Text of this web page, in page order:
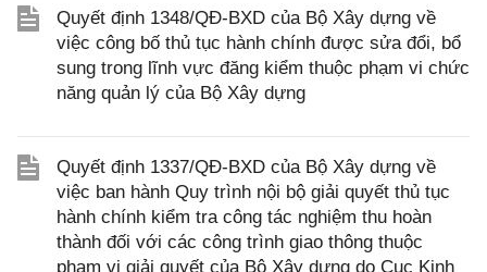
Quyết định 1348/QĐ-BXD của Bộ Xây dựng về
việc công bố thủ tục hành chính được sửa đổi, bổ
sung trong lĩnh vực đăng kiểm thuộc phạm vi chức
năng quản lý của Bộ Xây dựng
Quyết định 1337/QĐ-BXD của Bộ Xây dựng về
việc ban hành Quy trình nội bộ giải quyết thủ tục
hành chính kiểm tra công tác nghiệm thu hoàn
thành đối với các công trình giao thông thuộc
phạm vi giải quyết của Bộ Xây dựng do Cục Kinh